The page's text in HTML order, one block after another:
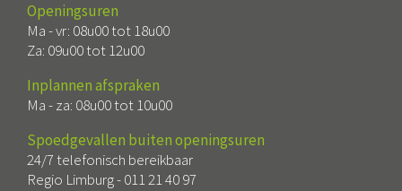
Openingsuren
Ma - vr: 08u00 tot 18u00
Za: 09u00 tot 12u00
Inplannen afspraken
Ma - za: 08u00 tot 10u00
Spoedgevallen buiten openingsuren
24/7 telefonisch bereikbaar
Regio Limburg -011 21 40 97